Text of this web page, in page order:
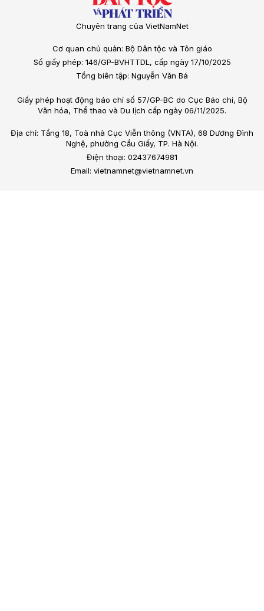
Chuyên trang của VietNamNet
Cơ quan chủ quản: Bộ Dân tộc và Tôn giáo
Số giấy phép: 146/GP-BVHTTDL, cấp ngày 17/10/2025
Tổng biên tập: Nguyễn Văn Bá
Giấy phép hoạt động báo chí số 57/GP-BC do Cục Báo chí, Bộ
Văn hóa, Thể thao và Du lịch cấp ngày 06/11/2025.
Địa chỉ: Tầng 18, Toà nhà Cục Viễn thông (VNTA), 68 Dương Đình
Nghệ, phường Cầu Giấy, TP. Hà Nội.
Điện thoại: 02437674981
Email: vietnamnet@vietnamnet.vn